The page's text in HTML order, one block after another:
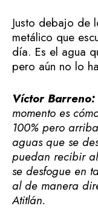
Justo debajo de
metálico que
día. Es el agua
pero aún no lo
Víctor Barreno:
momento es
100% pero
aguas que se
puedan recibir
se desfogue en
al de manera
Atitlán.